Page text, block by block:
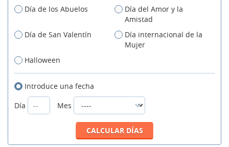
Día de los Abuelos
Día del Amor y la
Amistad
Día de San Valentín
Día internacional de la
Mujer
Halloween
Introduce una fecha
Día
Mes